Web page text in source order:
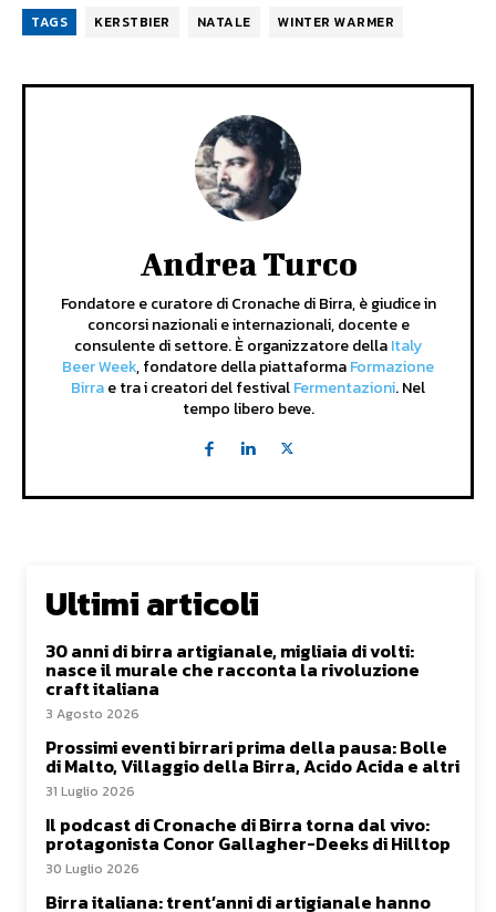
TAGS KERSTBIER NATALE WINTER WARMER
Andrea Turco
Fondatore e curatore di Cronache di Birra, è giudice in
concorsi nazionali e internazionali, docente e
consulente di settore. È organizzatore dellaItaly
Beer Week, fondatore della piattaformaFormazione
Birrae tra i creatori del festivalFermentazioni. Nel
tempo libero beve.
Ultimi articoli
30 anni di birra artigianale, migliaia di volti:
nasce il murale che racconta la rivoluzione
craft italiana
3 Agosto 2026
Prossimi eventi birrari prima della pausa: Bolle
di Malto, Villaggio della Birra, Acido Acida e altri
31 Luglio 2026
Il podcast di Cronache di Birra torna dal vivo:
protagonista Conor Gallagher-Deeks di Hilltop
30 Luglio 2026
Birra italiana: trent’anni di artigianale hanno